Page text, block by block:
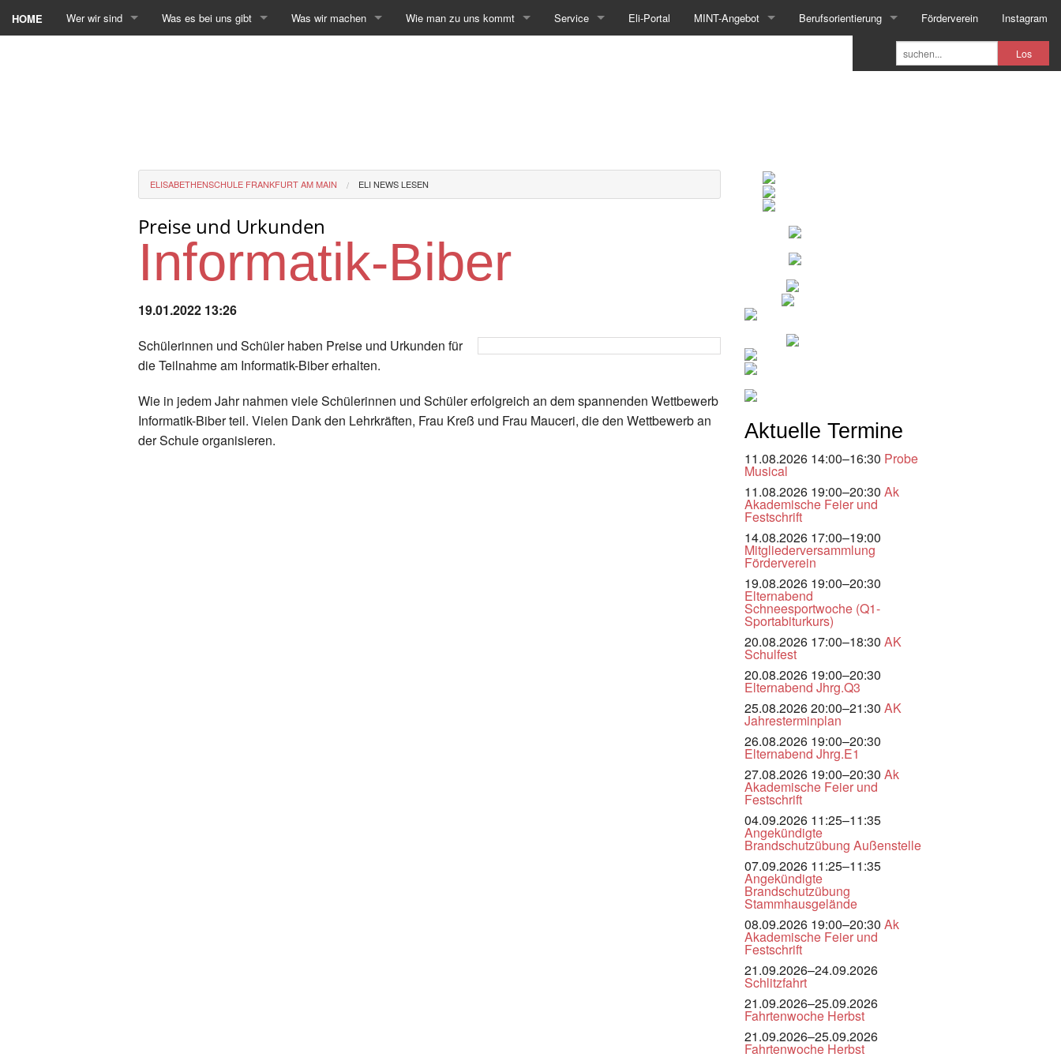
HOME Wer wir sind Was es bei uns gibt Was wir machen Wie man zu uns kommt Service Eli-Portal MINT-Angebot Berufsorientierung Förderverein Instagram
Los
ELISABETHENSCHULE FRANKFURT AM MAIN ELI NEWS LESEN
Preise und Urkunden
Informatik-Biber
19.01.2022 13:26
Schülerinnen und Schüler haben Preise und Urkunden für
die Teilnahme am Informatik-Biber erhalten.
Wie in jedem Jahr nahmen viele Schülerinnen und Schüler erfolgreich an dem spannenden Wettbewerb
Informatik-Biber teil. Vielen Dank den Lehrkräften, Frau Kreß und Frau Mauceri, die den Wettbewerb an
der Schule organisieren.
Aktuelle Termine
11.08.2026 14:00–16:30 Probe
Musical
11.08.2026 19:00–20:30 Ak
Akademische Feier und
Festschrift
14.08.2026 17:00–19:00
Mitgliederversammlung
Förderverein
19.08.2026 19:00–20:30
Elternabend
Schneesportwoche (Q1-
Sportabiturkurs)
20.08.2026 17:00–18:30 AK
Schulfest
20.08.2026 19:00–20:30
Elternabend Jhrg.Q3
25.08.2026 20:00–21:30 AK
Jahresterminplan
26.08.2026 19:00–20:30
Elternabend Jhrg.E1
27.08.2026 19:00–20:30 Ak
Akademische Feier und
Festschrift
04.09.2026 11:25–11:35
Angekündigte
Brandschutzübung Außenstelle
07.09.2026 11:25–11:35
Angekündigte
Brandschutzübung
Stammhausgelände
08.09.2026 19:00–20:30 Ak
Akademische Feier und
Festschrift
21.09.2026–24.09.2026
Schlitzfahrt
21.09.2026–25.09.2026
Fahrtenwoche Herbst
21.09.2026–25.09.2026
Fahrtenwoche Herbst